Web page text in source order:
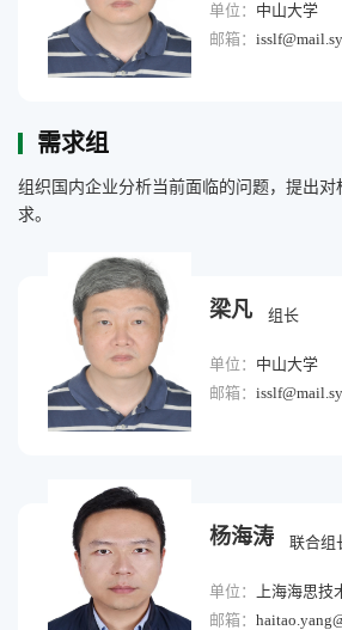
单位： 中山大学
邮箱：
需求组
组织国内企业分析当前面临的问题，提出
求。
梁凡 组长
单位： 中山大学
邮箱：
杨海涛 联合组
单位：
上海海思技
邮箱：